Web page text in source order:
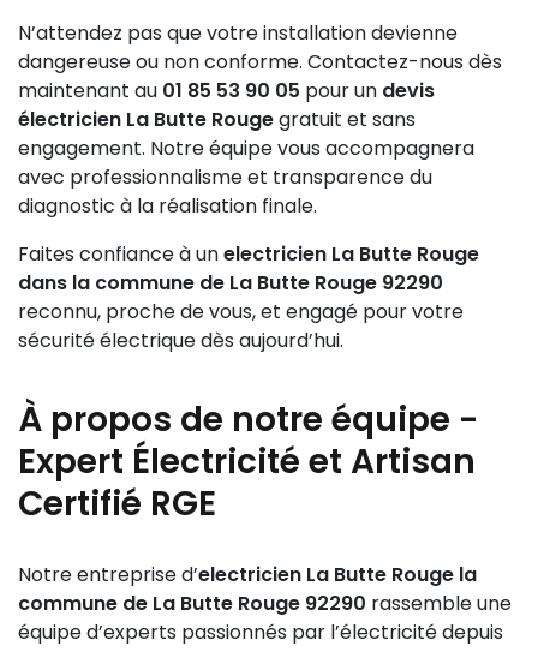
N’attendez pas que votre installation devienne
dangereuse ou non conforme. Contactez-nous dès
maintenant au 01 85 53 90 05 pour un devis
électricien La Butte Rougegratuit et sans
engagement. Notre équipe vous accompagnera
avec professionnalisme et transparence du
diagnostic à la réalisation finale.
Faites confiance à unelectricien La Butte Rouge
dans la commune de La Butte Rouge 92290
reconnu, proche de vous, et engagé pour votre
sécurité électrique dès aujourd’hui.
À propos de notre équipe -
Expert Électricité et Artisan
Certifié RGE
Notre entreprise d’electricien La Butte Rouge la
commune de La Butte Rouge 92290 rassemble une
équipe d’experts passionnés par l’électricité depuis